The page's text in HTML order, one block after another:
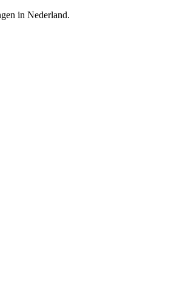
in Nederland.